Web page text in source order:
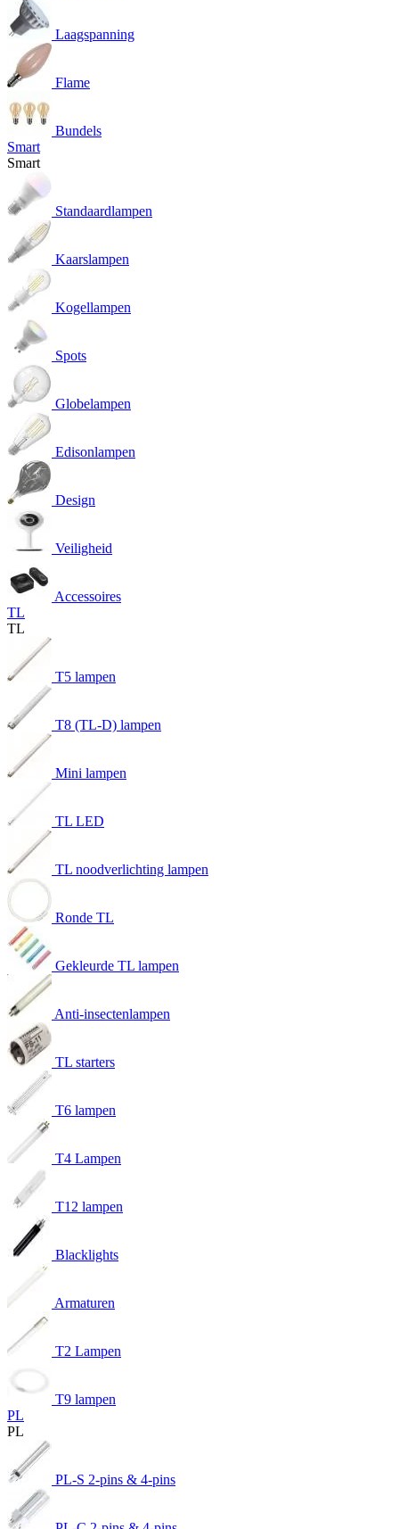
Laagspanning
Flame
Bundels
Smart
Smart
Standaardlampen
Kaarslampen
Kogellampen
Spots
Globelampen
Edisonlampen
Design
Veiligheid
Accessoires
TL
TL
T5 lampen
T8 (TL-D) lampen
Mini lampen
TL LED
TL noodverlichting lampen
Ronde TL
Gekleurde TL lampen
Anti-insectenlampen
TL starters
T6 lampen
T4 Lampen
T12 lampen
Blacklights
Armaturen
T2 Lampen
T9 lampen
PL
PL
PL-S 2-pins & 4-pins